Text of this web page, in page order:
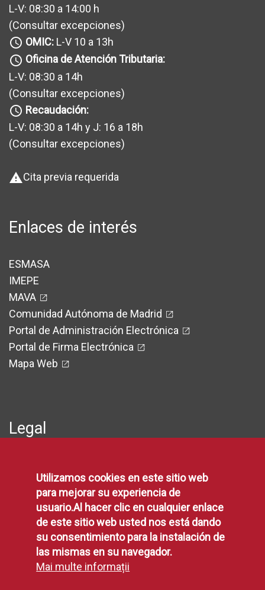
L-V: 08:30 a 14:00 h
(Consultar excepciones)
query_builder OMIC: L-V 10 a 13h
query_builder Oficina de Atención Tributaria:
L-V: 08:30 a 14h
(Consultar excepciones)
query_builder Recaudación:
L-V: 08:30 a 14h y J: 16 a 18h
(Consultar excepciones)
warningCita previa requerida
Enlaces de interés
ESMASA
IMEPE
MAVA
Comunidad Autónoma de Madrid
Portal de Administración Electrónica
Portal de Firma Electrónica
Mapa Web
Legal
Política de Privacidad
Aviso Legal
Disponibilidad
Declaración de Accesibilidad
Política de Cookies
Utilizamos cookies en este sitio web
para mejorar su experiencia de
usuario.Al hacer clic en cualquier enlace
de este sitio web usted nos está dando
su consentimiento para la instalación de
las mismas en su navegador.
Mai multe informații